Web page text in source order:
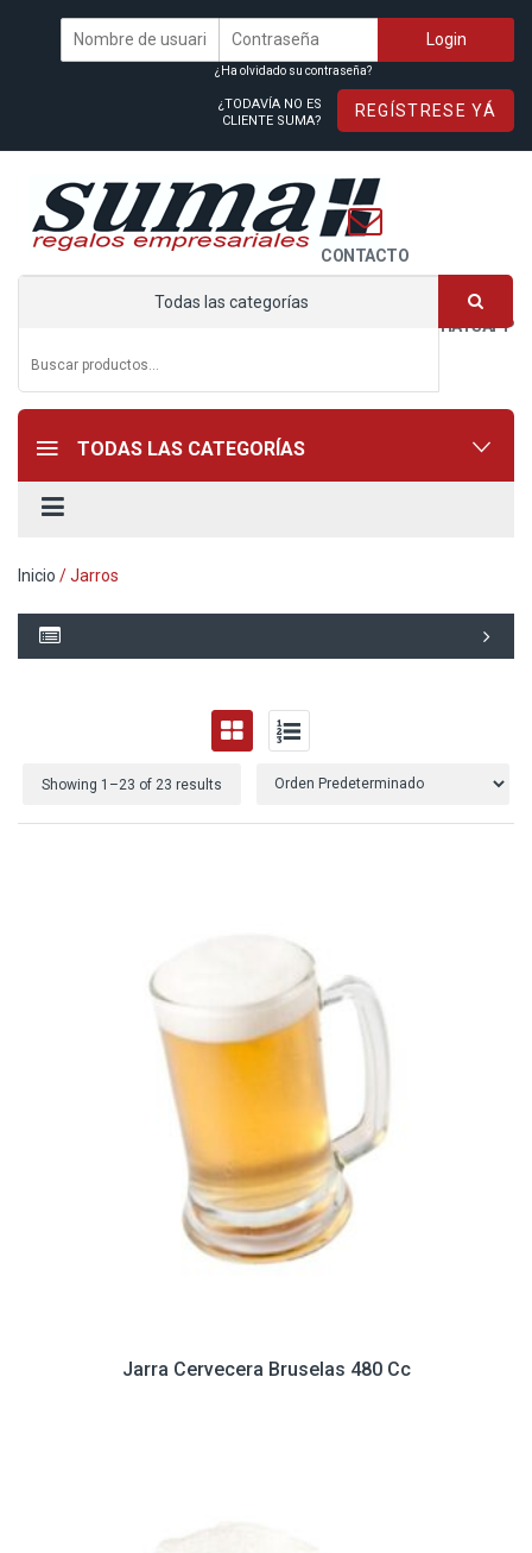
¿Ha olvidado su contraseña?
¿TODAVÍA NO ES
CLIENTE SUMA?
REGÍSTRESE YÁ
WHATSAPP
CONTACTO
Todas las categorías
TODAS LAS CATEGORÍAS
Inicio / Jarros
Showing 1–23 of 23 results
Jarra Cervecera Bruselas 480 Cc